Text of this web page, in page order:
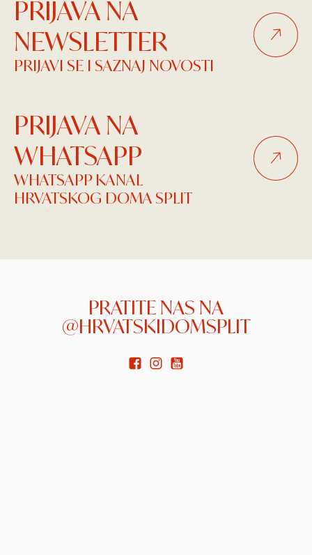
PRIJAVA NA
NEWSLETTER
PRIJAVI SE I SAZNAJ NOVOSTI
PRIJAVA NA
WHATSAPP
WHATSAPP KANAL
HRVATSKOG DOMA SPLIT
PRATITE NAS NA
@HRVATSKIDOMSPLIT